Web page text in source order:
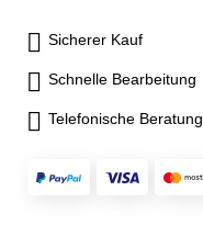
Sicherer Kauf
Schnelle Bearbeitung
Telefonische Beratung